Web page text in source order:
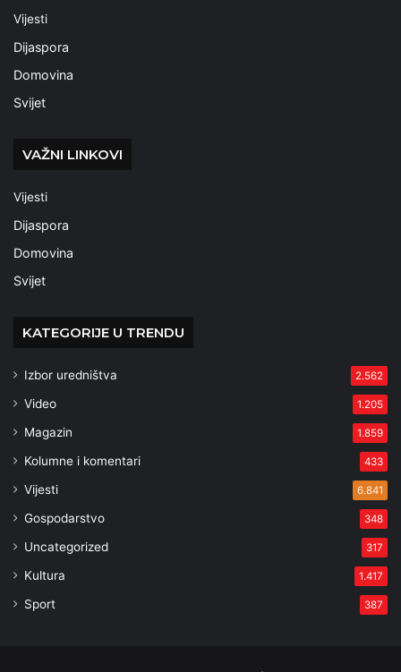
Vijesti
Dijaspora
Domovina
Svijet
VAŽNI LINKOVI
Vijesti
Dijaspora
Domovina
Svijet
KATEGORIJE U TRENDU
Izbor uredništva 2.562
Video 1.205
Magazin 1.859
Kolumne i komentari 433
Vijesti 6.841
Gospodarstvo 348
Uncategorized 317
Kultura 1.417
Sport 387